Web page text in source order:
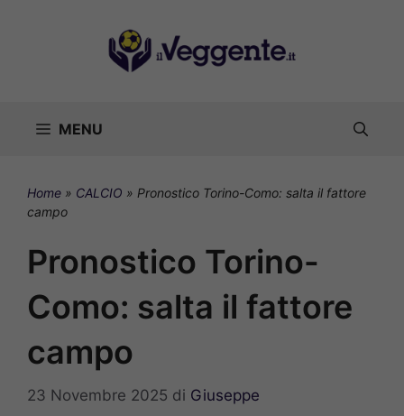
MENU
Home » CALCIO » Pronostico Torino-Como: salta il fattore
campo
Pronostico Torino-
Como: salta il fattore
campo
23 Novembre 2025 di Giuseppe